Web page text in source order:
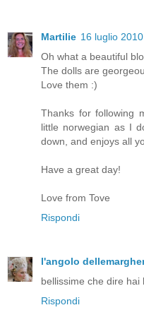
Martilie 16 luglio
Oh what a beautiful
The dolls are
Love them :)
Thanks for following
little norwegian as I
down, and enjoys all
Have a great day!
Love from Tove
Rispondi
l'angolo
bellissime che dire
Rispondi